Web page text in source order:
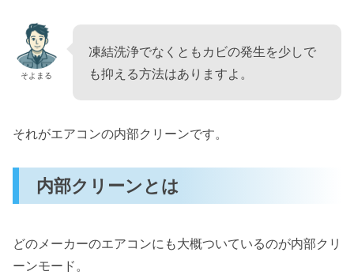
そよまる
凍結洗浄でなくともカビの発生を少しで
も抑える方法はありますよ。
それがエアコンの内部クリーンです。
内部クリーンとは
どのメーカーのエアコンにも大概ついているのが内部クリ
ーンモード。